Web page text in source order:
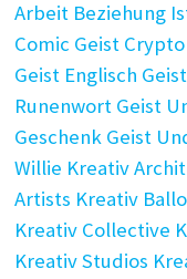
Arbeit Beziehung
Comic Geist Crypto
Geist Englisch
Runenwort Geist
Geschenk Geist
Willie Kreativ
Artists Kreativ
Kreativ Collective
Kreativ Studios